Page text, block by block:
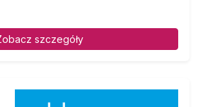
szczegóły